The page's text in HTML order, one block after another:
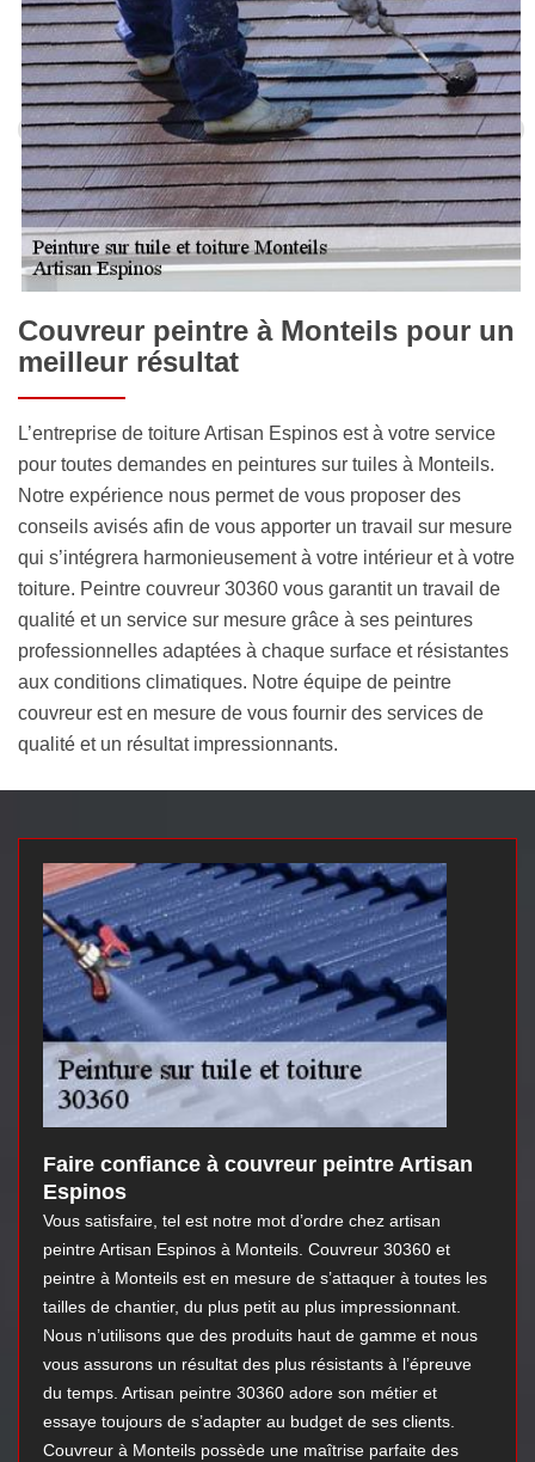
Couvreur peintre à Monteils pour un
meilleur résultat
L’entreprise de toiture Artisan Espinos est à votre service
pour toutes demandes en peintures sur tuiles à Monteils.
Notre expérience nous permet de vous proposer des
conseils avisés afin de vous apporter un travail sur mesure
qui s’intégrera harmonieusement à votre intérieur et à votre
toiture. Peintre couvreur 30360 vous garantit un travail de
qualité et un service sur mesure grâce à ses peintures
professionnelles adaptées à chaque surface et résistantes
aux conditions climatiques. Notre équipe de peintre
couvreur est en mesure de vous fournir des services de
qualité et un résultat impressionnants.
Faire confiance à couvreur peintre Artisan
Espinos
Vous satisfaire, tel est notre mot d’ordre chez artisan
peintre Artisan Espinos à Monteils. Couvreur 30360 et
peintre à Monteils est en mesure de s’attaquer à toutes les
tailles de chantier, du plus petit au plus impressionnant.
Nous n’utilisons que des produits haut de gamme et nous
vous assurons un résultat des plus résistants à l’épreuve
du temps. Artisan peintre 30360 adore son métier et
essaye toujours de s’adapter au budget de ses clients.
Couvreur à Monteils possède une maîtrise parfaite des